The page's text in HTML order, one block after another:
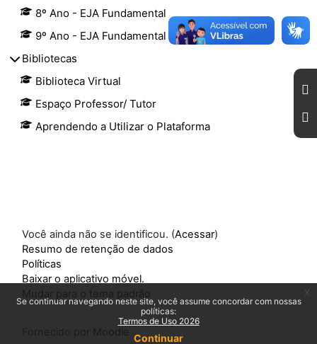
Se continuar navegando neste site, você assume concordar com nossas
políticas:
Termos de Uso 2026
Continuar
8º Ano - EJA Fundamental
9º Ano - EJA Fundamental
Bibliotecas
Biblioteca Virtual
Espaço Professor/ Tutor
Aprendendo a Utilizar o Plataforma
Você ainda não se identificou. (Acessar)
Resumo de retenção de dados
Políticas
Baixar o aplicativo móvel.
Mudar para o tema padrão
Moodle